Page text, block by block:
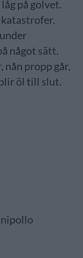
på golvet.
något sätt.
propp går,
öl till slut.